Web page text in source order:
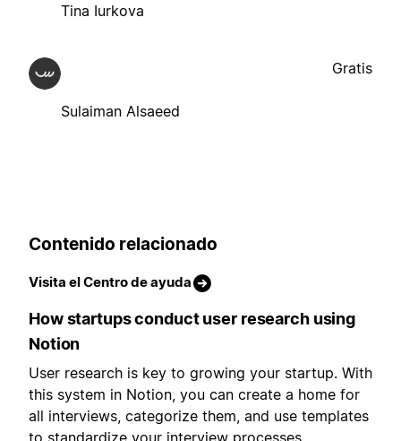
Tina Iurkova
Sulaiman Alsaeed
Gratis
Contenido relacionado
Visita el Centro de ayuda
How startups conduct user research using
Notion
User research is key to growing your startup. With
this system in Notion, you can create a home for
all interviews, categorize them, and use templates